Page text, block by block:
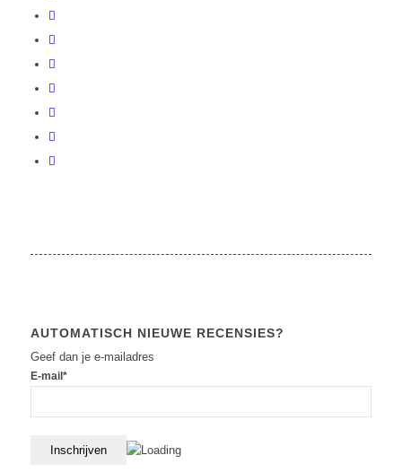
AUTOMATISCH NIEUWE RECENSIES?
Geef dan je e-mailadres
E-mail*